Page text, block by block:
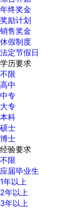
年终奖金
奖励计划
销售奖金
休假制度
法定节假日
学历要求
不限
高中
中专
大专
本科
硕士
博士
经验要求
不限
应届毕业生
1年以上
2年以上
3年以上